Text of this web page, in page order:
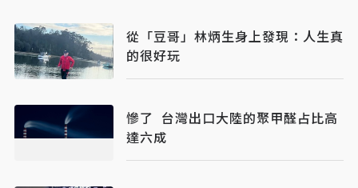
從「豆哥」林炳生身上發現：人生真
的很好玩
慘了 台灣出口大陸的聚甲醛占比高
達六成